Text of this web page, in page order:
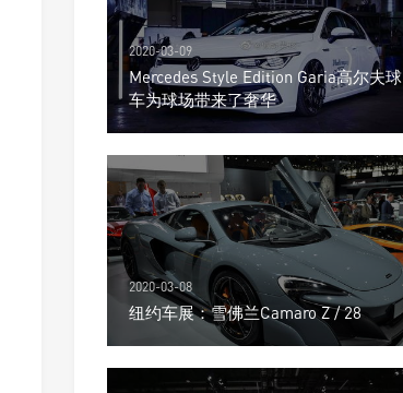
2020-03-09
Mercedes Style Edition Garia高尔夫球
车为球场带来了奢华
2020-03-08
纽约车展：雪佛兰Camaro Z / 28